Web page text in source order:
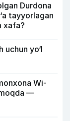
Durdona
tayyorlagan
xafa?
uchun yo‘l
Wi-
—